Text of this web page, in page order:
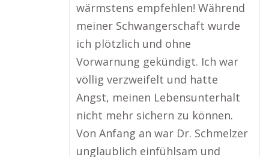
wärmstens empfehlen! Während
meiner Schwangerschaft wurde
ich plötzlich und ohne
Vorwarnung gekündigt. Ich war
völlig verzweifelt und hatte
Angst, meinen Lebensunterhalt
nicht mehr sichern zu können.
Von Anfang an war Dr. Schmelzer
unglaublich einfühlsam und